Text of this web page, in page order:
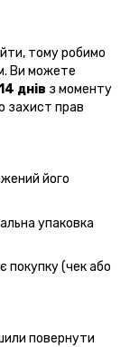
тому робимо
Ви можете
днів з моменту
захист прав
його
упаковка
покупку (чек або
повернути